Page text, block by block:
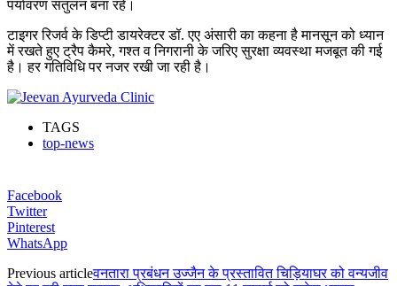
पर्यावरण संतुलन बना रहे।
टाइगर रिजर्व के डिप्टी डायरेक्टर डॉ. एए अंसारी का कहना है मानसून को ध्यान
में रखते हुए ट्रैप कैमरे, गश्त व निगरानी के जरिए सुरक्षा व्यवस्था मजबूत की गई
है। हर गतिविधि पर नजर रखी जा रही है।
TAGS
top-news
Facebook
Twitter
Pinterest
WhatsApp
Previous articleवनतारा प्रबंधन उज्जैन के प्रस्तावित चिड़ियाघर को वन्यजीव